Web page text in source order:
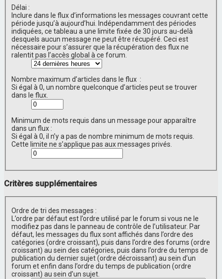
Délai :
Inclure dans le flux d’informations les messages couvrant cette
période jusqu’à aujourd’hui. Indépendamment des périodes
indiquées, ce tableau a une limite fixée de 30 jours au-delà
desquels aucun message ne peut être récupéré. Ceci est
nécessaire pour s’assurer que la récupération des flux ne
ralentit pas l’accès global à ce forum.
Nombre maximum d’articles dans le flux :
Si égal à 0, un nombre quelconque d’articles peut se trouver
dans le flux.
Minimum de mots requis dans un message pour apparaître
dans un flux :
Si égal à 0, il n’y a pas de nombre minimum de mots requis.
Cette limite ne s’applique pas aux messages privés.
Critères supplémentaires
Ordre de tri des messages :
L’ordre par défaut est l’ordre utilisé par le forum si vous ne le
modifiez pas dans le panneau de contrôle de l’utilisateur. Par
défaut, les messages du flux sont affichés dans l’ordre des
catégories (ordre croissant), puis dans l’ordre des forums (ordre
croissant) au sein des catégories, puis dans l’ordre du temps de
publication du dernier sujet (ordre décroissant) au sein d’un
forum et enfin dans l’ordre du temps de publication (ordre
croissant) au sein d’un sujet.